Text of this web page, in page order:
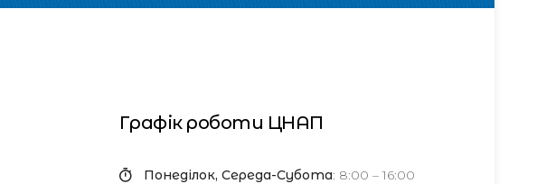
Графік роботи ЦНАП
Понеділок, Середа-Субота: 8:00 – 16:00